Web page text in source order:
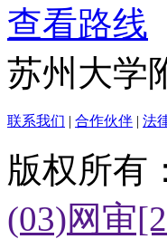
查看路线
苏州大学
联系我们 | 合作伙伴 | 法
版权所有
(03)网审